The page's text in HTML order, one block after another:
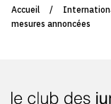
Accueil /
mesures annoncées